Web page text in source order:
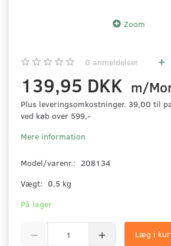
Zoom
0 anmeldelser
139,95 DKK m/
Plus leveringsomkostninger. 39,00 til
ved køb over 599,-
Mere information
Model/varenr.: 208134
Vægt: 0,5 kg
På lager
Læg i